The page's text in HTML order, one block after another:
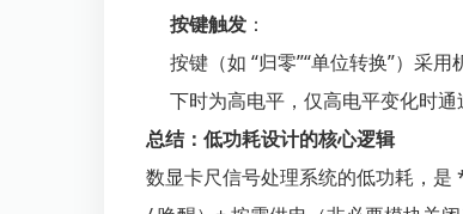
按键触发 ：
按键（如 “归零”“单位转换”）采
下时为高电平，仅高电平变化时通
总结：低功耗设计的核心逻辑
数显卡尺信号处理系统的低功耗，